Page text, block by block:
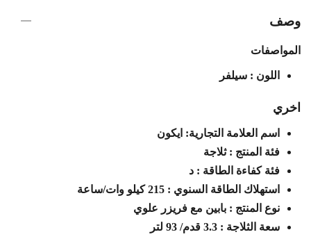
وصف
المواصفات
اللون : سيلفر
اخري
اسم العلامة التجارية: ايكون
فئة المنتج : ثلاجة
فئة كفاءة الطاقة : د
استهلاك الطاقة السنوي : 215 كيلو وات/ساعة
نوع المنتج : بابين مع فريزر علوي
سعة الثلاجة : 3.3 قدم/ 93 لتر